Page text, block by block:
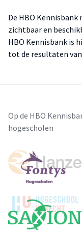
De HBO
zichtbaar en
HBO Kennisbank is
tot de resultaten
Op de HBO
hogescholen